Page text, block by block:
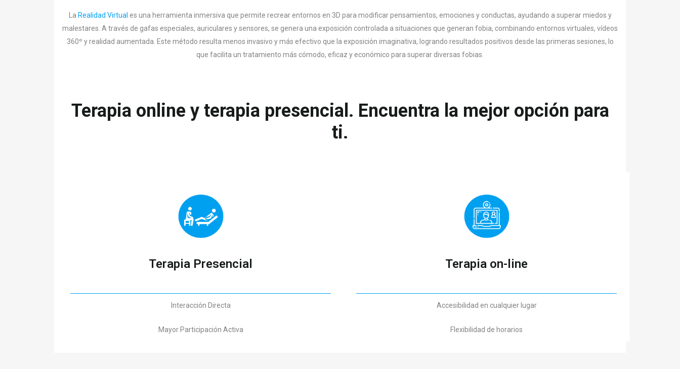
La Realidad Virtual es una herramienta inmersiva que permite recrear entornos en 3D para modificar pensamientos, emociones y conductas, ayudando a superar miedos y
malestares. A través de gafas especiales, auriculares y sensores, se genera una exposición controlada a situaciones que generan fobia, combinando entornos virtuales, vídeos
360º y realidad aumentada. Este método resulta menos invasivo y más efectivo que la exposición imaginativa, logrando resultados positivos desde las primeras sesiones, lo
que facilita un tratamiento más cómodo, eficaz y económico para superar diversas fobias.
Terapia online y terapia presencial. Encuentra la mejor opción para
ti.
Terapia Presencial
Interacción Directa
Mayor Participación Activa
Terapia on-line
Accesibilidad en cualquier lugar
Flexibilidad de horarios